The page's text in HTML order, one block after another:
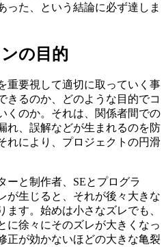
った、という結論に必ず達しま
の目的
重要視して適切に取っていく事
きるのか、どのような目的でコ
くのか。それは、関係者間での
れ、誤解などが生まれるのを防
れにより、プロジェクトの円滑
ーと制作者、SEとプログラ
が生じると、それが後々大きな
ます。始めは小さなズレでも、
に徐々にそのズレが大きくなっ
正が効かないほどの大きな亀裂